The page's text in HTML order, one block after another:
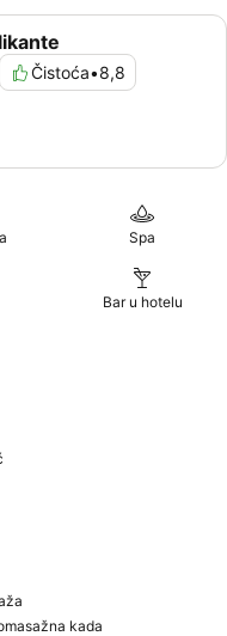
Čistoća•8,8
Spa
Bar u hotelu
kada